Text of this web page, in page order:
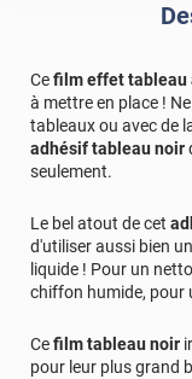
Mal découpé aux
Cefilm effet tableau
à mettre en place !
tableaux ou avec de
adhésif tableau noir
seulement.
Le bel atout de cet
d'utiliser aussi bien
liquide ! Pour un
chiffon humide, pour
Cefilm tableau noir
pour leur plus grand